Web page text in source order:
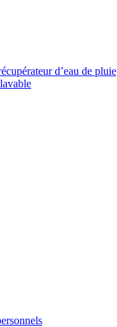
d’eau de pluie